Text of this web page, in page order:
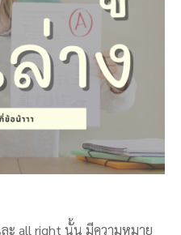
ะ all right นั้น มีความหมาย